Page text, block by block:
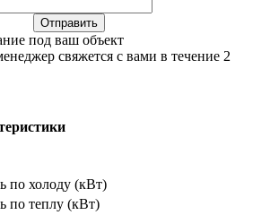
под ваш объект
свяжется с вами в течение 2
по холоду (кВт)
по теплу (кВт)